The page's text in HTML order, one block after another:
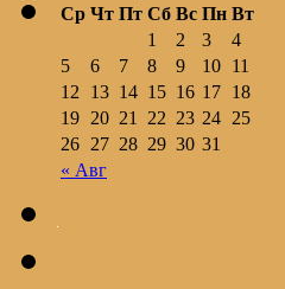
Ср Чт Пт Сб Вс Пн Вт
« Авг
1 2 3
4
5
6 7 8 9 10 11
12
13 14 15 16 17 18
19 20 21 22 23 24 25
26 27 28 29 30 31